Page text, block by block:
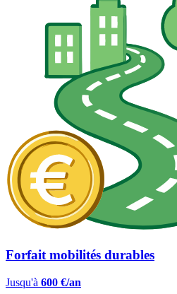
Forfait mobilités durables
Jusqu'à 600 €/an